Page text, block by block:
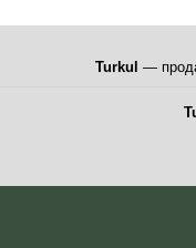
Turkul —